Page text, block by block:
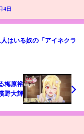
4日
はいる奴の「アイネクラ
梅原裕
野大輝